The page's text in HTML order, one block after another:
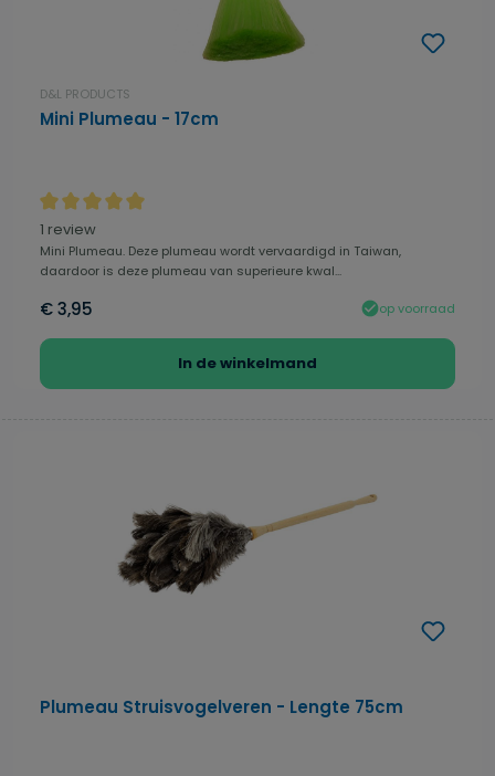
D&L PRODUCTS
Mini Plumeau - 17cm
Gemiddelde waardering van 5 van 5 sterren
1 review
Mini Plumeau. Deze plumeau wordt vervaardigd in Taiwan,
daardoor is deze plumeau van superieure kwal...
€ 3,95 op voorraad
In de winkelmand
Plumeau Struisvogelveren - Lengte 75cm